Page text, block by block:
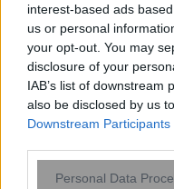
interest-based ads
us or personal
your opt-out. You may
disclosure of your
IAB’s list of downstream
also be disclosed by us
Downstream Participants
Please note that this
Personal Data
Ψεύτικα PDF
συνομιλίας